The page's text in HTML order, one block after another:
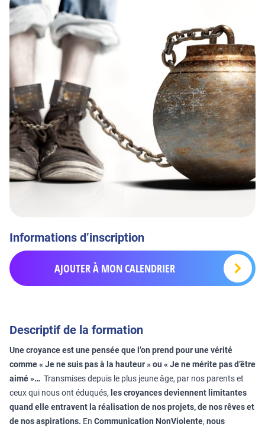
Informations d’inscription
AJOUTER À MON CALENDRIER
Descriptif de la formation
Une croyance est une pensée que l’on prend pour une vérité
comme « Je ne suis pas à la hauteur » ou « Je ne mérite pas d’être
aimé »… Transmises depuis le plus jeune âge, par nos parents et
ceux qui nous ont éduqués, les croyances deviennent limitantes
quand elle entravent la réalisation de nos projets, de nos rêves et
de nos aspirations. En Communication NonViolente, nous